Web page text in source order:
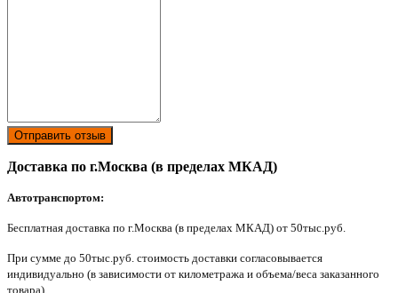
Отправить отзыв
Доставка по г.Москва (в пределах МКАД)
Автотранспортом:
Бесплатная доставка по г.Москва (в пределах МКАД) от 50тыс.руб.
При сумме до 50тыс.руб. стоимость доставки согласовывается
индивидуально (в зависимости от километража и объема/веса заказанного
товара).